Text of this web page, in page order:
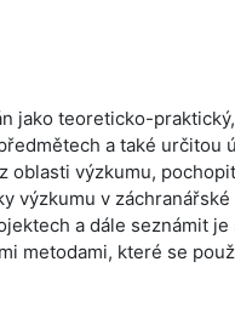
jako teoreticko-
a také určitou
oblasti výzkumu,
výzkumu v
a dále seznámit
metodami, které se